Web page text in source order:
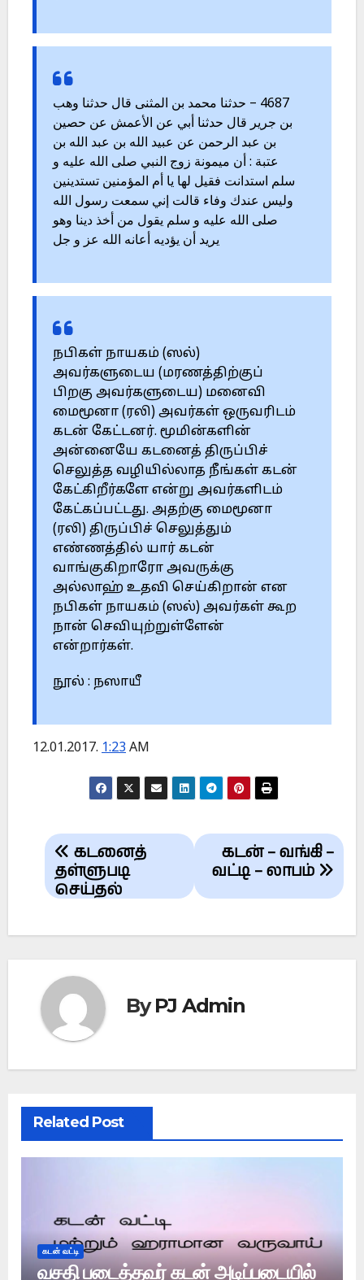
4687 – حدثنا محمد بن المثنى قال حدثنا وهب
بن جرير قال حدثنا أبي عن الأعمش عن حصين
بن عبد الرحمن عن عبيد الله بن عبد الله بن
عتبة : أن ميمونة زوج النبي صلى الله عليه و
سلم استدانت فقيل لها يا أم المؤمنين تستدينين
وليس عندك وفاء قالت إني سمعت رسول الله
صلى الله عليه و سلم يقول من أخذ دينا وهو
يريد أن يؤديه أعانه الله عز و جل
நபிகள் நாயகம் (ஸல்)
அவர்களுடைய (மரணத்திற்குப்
பிறகு அவர்களுடைய) மனைவி
மைமூனா (ரலி) அவர்கள் ஒருவரிடம்
கடன் கேட்டனர். மூமின்களின்
அன்னையே கடனைத் திருப்பிச்
செலுத்த வழியில்லாத நீங்கள் கடன்
கேட்கிறீர்களே என்று அவர்களிடம்
கேட்கப்பட்டது. அதற்கு மைமூனா
(ரலி) திருப்பிச் செலுத்தும்
எண்ணத்தில் யார் கடன்
வாங்குகிறாரோ அவருக்கு
அல்லாஹ் உதவி செய்கிறான் என
நபிகள் நாயகம் (ஸல்) அவர்கள் கூற
நான் செவியுற்றுள்ளேன்
என்றார்கள்.
நூல் : நஸாயீ
12.01.2017. 1:23 AM
Post
navigation
கடன் – வங்கி –
வட்டி – லாபம்
கடனைத்
தள்ளுபடி
செய்தல்
ByPJ Admin
Related Post
கடன் வட்டி
வசதி படைத்தவர் கடன் அடிப்படையில்